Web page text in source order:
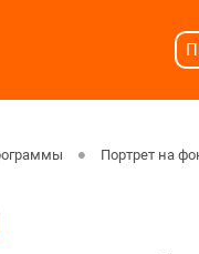
Портрет на